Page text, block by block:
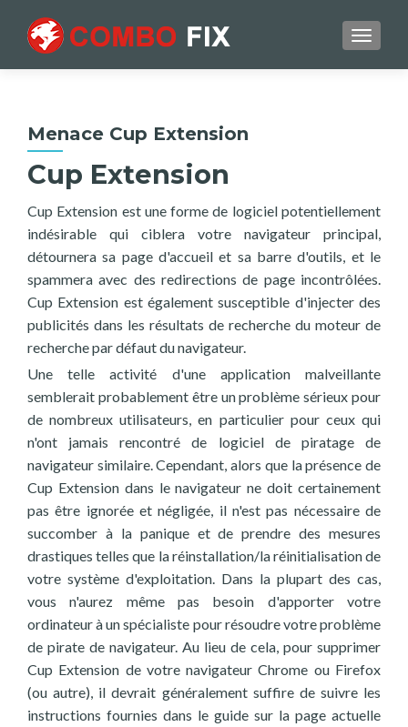
Menace Cup Extension
Cup Extension
Cup Extension est une forme de logiciel potentiellement
indésirable qui ciblera votre navigateur principal,
détournera sa page d'accueil et sa barre d'outils, et le
spammera avec des redirections de page incontrôlées.
Cup Extension est également susceptible d'injecter des
publicités dans les résultats de recherche du moteur de
recherche par défaut du navigateur.
Une telle activité d'une application malveillante
semblerait probablement être un problème sérieux pour
de nombreux utilisateurs, en particulier pour ceux qui
n'ont jamais rencontré de logiciel de piratage de
navigateur similaire. Cependant, alors que la présence de
Cup Extension dans le navigateur ne doit certainement
pas être ignorée et négligée, il n'est pas nécessaire de
succomber à la panique et de prendre des mesures
drastiques telles que la réinstallation/la réinitialisation de
votre système d'exploitation. Dans la plupart des cas,
vous n'aurez même pas besoin d'apporter votre
ordinateur à un spécialiste pour résoudre votre problème
de pirate de navigateur. Au lieu de cela, pour supprimer
Cup Extension de votre navigateur Chrome ou Firefox
(ou autre), il devrait généralement suffire de suivre les
instructions fournies dans le guide sur la page actuelle